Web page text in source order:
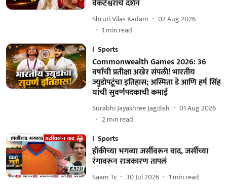
वेंकटेश्वरांचे दर्शन
Shruti Vilas Kadam
02 Aug 2026
1 min read
Sports
Commonwealth Games 2026: 36
वर्षांची प्रतीक्षा अखेर संपली! भारतीय
ज्युडोपटूंचा इतिहास; अस्मिता डे आणि हर्ष सिंह
यांची सुवर्णपदकाची कमाई
Surabhi Jayashree Jagdish
01 Aug 2026
2min read
Sports
हॉकीच्या भगव्या जर्सीवरून वाद, जर्सीच्या
रंगावरून राजकारण तापलं
Saam Tv 30 Jul 2026 1 min read